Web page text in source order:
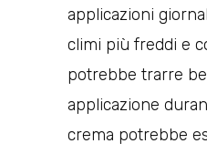
applicazioni
climi più freddi e
potrebbe trarre
applicazione
crema potrebbe